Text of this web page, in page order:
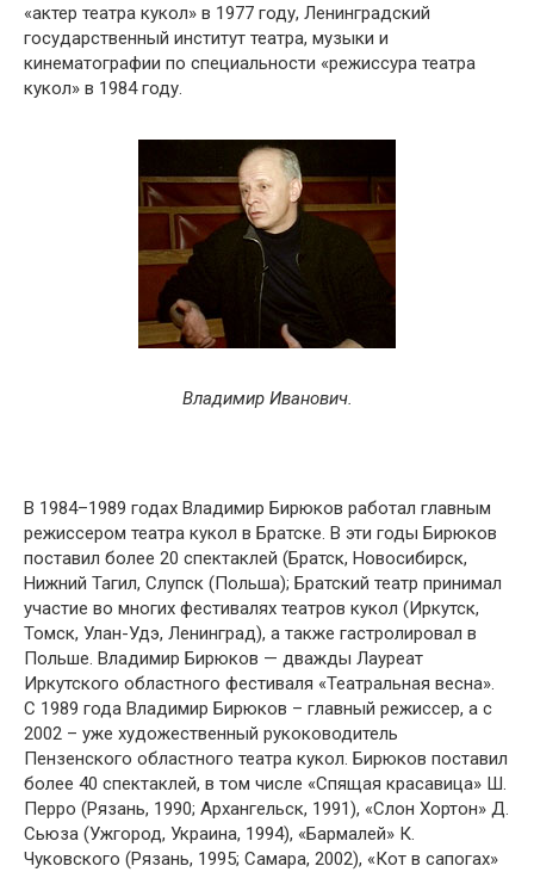
«актер театра кукол» в 1977 году, Ленинградский
государственный институт театра, музыки и
кинематографии по специальности «режиссура театра
кукол» в 1984 году.
Владимир Иванович.
В 1984–1989 годах Владимир Бирюков работал главным
режиссером театра кукол в Братске. В эти годы Бирюков
поставил более 20 спектаклей (Братск, Новосибирск,
Нижний Тагил, Слупск (Польша); Братский театр принимал
участие во многих фестивалях театров кукол (Иркутск,
Томск, Улан-Удэ, Ленинград), а также гастролировал в
Польше. Владимир Бирюков — дважды Лауреат
Иркутского областного фестиваля «Театральная весна».
С 1989 года Владимир Бирюков – главный режиссер, а с
2002 – уже художественный рукоководитель
Пензенского областного театра кукол. Бирюков поставил
более 40 спектаклей, в том числе «Спящая красавица» Ш.
Перро (Рязань, 1990; Архангельск, 1991), «Слон Хортон» Д.
Сьюза (Ужгород, Украина, 1994), «Бармалей» К.
Чуковского (Рязань, 1995; Самара, 2002), «Кот в сапогах»